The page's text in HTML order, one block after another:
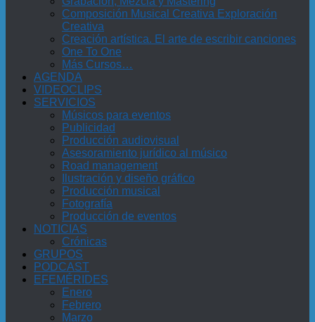
Composición Musical Creativa Exploración
Creativa
Creación artística. El arte de escribir canciones
One To One
Más Cursos…
AGENDA
VIDEOCLIPS
SERVICIOS
Músicos para eventos
Publicidad
Producción audiovisual
Asesoramiento jurídico al músico
Road management
Ilustración y diseño gráfico
Producción musical
Fotografía
Producción de eventos
NOTICIAS
Crónicas
GRUPOS
PODCAST
EFEMÉRIDES
Enero
Febrero
Marzo